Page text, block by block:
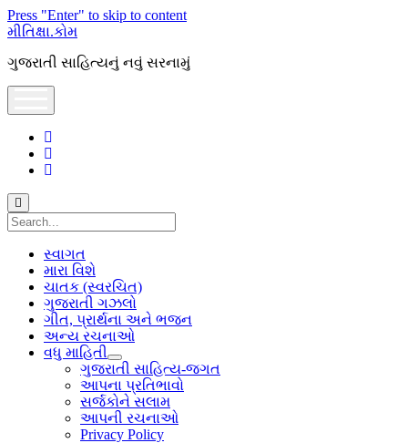
Press "Enter" to skip to content
મીતિક્ષા.કોમ
ગુજરાતી સાહિત્યનું નવું સરનામું
Search
સ્વાગત
મારા વિશે
ચાતક (સ્વરચિત)
ગુજરાતી ગઝલો
ગીત, પ્રાર્થના અને ભજન
અન્ય રચનાઓ
વધુ માહિતી
open
dropdown
menu
ગુજરાતી સાહિત્ય-જગત
આપના પ્રતિભાવો
સર્જકોને સલામ
આપની રચનાઓ
Privacy Policy